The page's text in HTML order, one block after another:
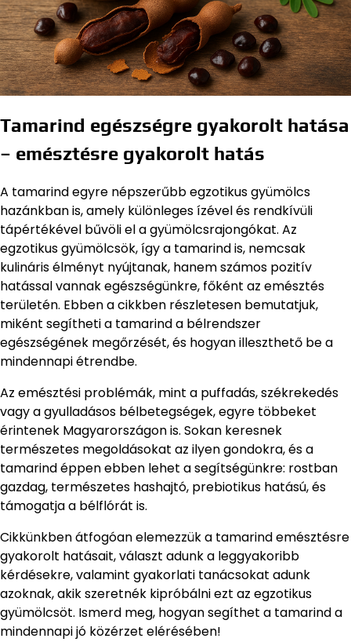
Tamarind egészségre gyakorolt hatása
– emésztésre gyakorolt hatás
A tamarind egyre népszerűbb egzotikus gyümölcs
hazánkban is, amely különleges ízével és rendkívüli
tápértékével bűvöli el a gyümölcsrajongókat. Az
egzotikus gyümölcsök, így a tamarind is, nemcsak
kulináris élményt nyújtanak, hanem számos pozitív
hatással vannak egészségünkre, főként az emésztés
területén. Ebben a cikkben részletesen bemutatjuk,
miként segítheti a tamarind a bélrendszer
egészségének megőrzését, és hogyan illeszthető be a
mindennapi étrendbe.
Az emésztési problémák, mint a puffadás, székrekedés
vagy a gyulladásos bélbetegségek, egyre többeket
érintenek Magyarországon is. Sokan keresnek
természetes megoldásokat az ilyen gondokra, és a
tamarind éppen ebben lehet a segítségünkre: rostban
gazdag, természetes hashajtó, prebiotikus hatású, és
támogatja a bélflórát is.
Cikkünkben átfogóan elemezzük a tamarind emésztésre
gyakorolt hatásait, választ adunk a leggyakoribb
kérdésekre, valamint gyakorlati tanácsokat adunk
azoknak, akik szeretnék kipróbálni ezt az egzotikus
gyümölcsöt. Ismerd meg, hogyan segíthet a tamarind a
mindennapi jó közérzet elérésében!